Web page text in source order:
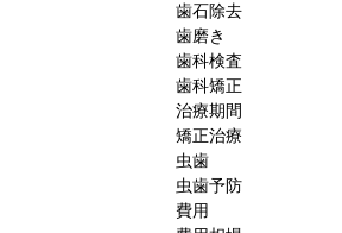
歯石除去
歯磨き
歯科検査
歯科矯正
治療期間
矯正治療
虫歯
虫歯予防
費用